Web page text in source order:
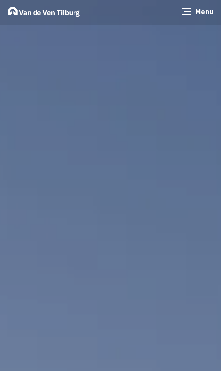
Menu
Sluiten